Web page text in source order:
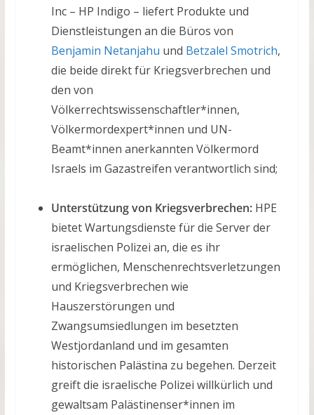
Inc – HP Indigo – liefert Produkte und
Dienstleistungen an die Büros von
Benjamin Netanjahu und Betzalel Smotrich,
die beide direkt für Kriegsverbrechen und
den von
Völkerrechtswissenschaftler*innen,
Völkermordexpert*innen und UN-
Beamt*innen anerkannten Völkermord
Israels im Gazastreifen verantwortlich sind;
Unterstützung von Kriegsverbrechen:HPE
bietet Wartungsdienste für die Server der
israelischen Polizei an, die es ihr
ermöglichen, Menschenrechtsverletzungen
und Kriegsverbrechen wie
Hauszerstörungen und
Zwangsumsiedlungen im besetzten
Westjordanland und im gesamten
historischen Palästina zu begehen. Derzeit
greift die israelische Polizei willkürlich und
gewaltsam Palästinenser*innen im